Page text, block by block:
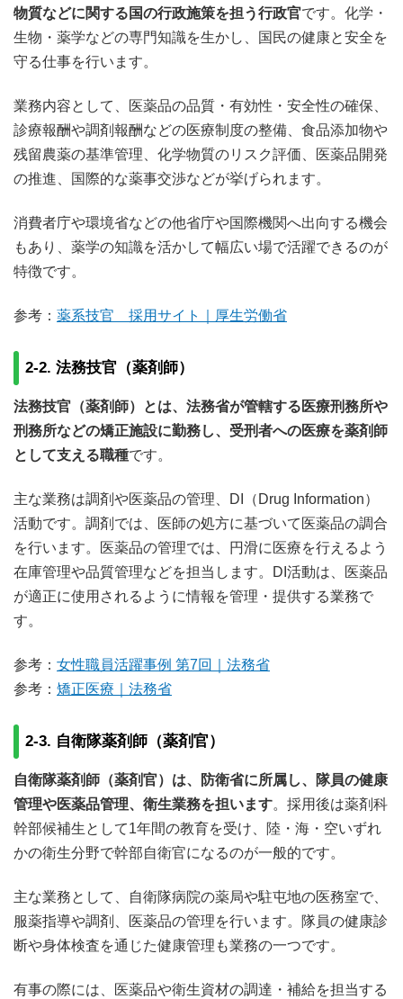
物質などに関する国の行政施策を担う行政官です。化学・
生物・薬学などの専門知識を生かし、国民の健康と安全を
守る仕事を行います。
業務内容として、医薬品の品質・有効性・安全性の確保、
診療報酬や調剤報酬などの医療制度の整備、食品添加物や
残留農薬の基準管理、化学物質のリスク評価、医薬品開発
の推進、国際的な薬事交渉などが挙げられます。
消費者庁や環境省などの他省庁や国際機関へ出向する機会
もあり、薬学の知識を活かして幅広い場で活躍できるのが
特徴です。
参考： 薬系技官 採用サイト｜厚生労働省
2-2. 法務技官（薬剤師）
法務技官（薬剤師）とは、法務省が管轄する医療刑務所や
刑務所などの矯正施設に勤務し、受刑者への医療を薬剤師
として支える職種です。
主な業務は調剤や医薬品の管理、DI（Drug Information）
活動です。調剤では、医師の処方に基づいて医薬品の調合
を行います。医薬品の管理では、円滑に医療を行えるよう
在庫管理や品質管理などを担当します。DI活動は、医薬品
が適正に使用されるように情報を管理・提供する業務で
す。
参考： 女性職員活躍事例 第7回｜法務省
参考： 矯正医療｜法務省
2-3. 自衛隊薬剤師（薬剤官）
自衛隊薬剤師（薬剤官）は、防衛省に所属し、隊員の健康
管理や医薬品管理、衛生業務を担います。採用後は薬剤科
幹部候補生として1年間の教育を受け、陸・海・空いずれ
かの衛生分野で幹部自衛官になるのが一般的です。
主な業務として、自衛隊病院の薬局や駐屯地の医務室で、
服薬指導や調剤、医薬品の管理を行います。隊員の健康診
断や身体検査を通じた健康管理も業務の一つです。
有事の際には、医薬品や衛生資材の調達・補給を担当する